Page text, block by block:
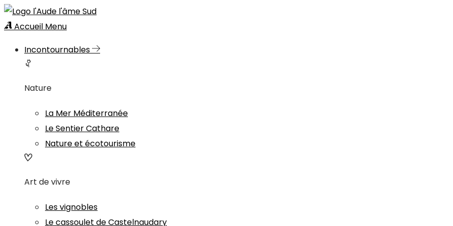
Accueil Menu
Incontournables
Nature
La Mer Méditerranée
Le Sentier Cathare
Nature et écotourisme
Art de vivre
Les vignobles
Le cassoulet de Castelnaudary